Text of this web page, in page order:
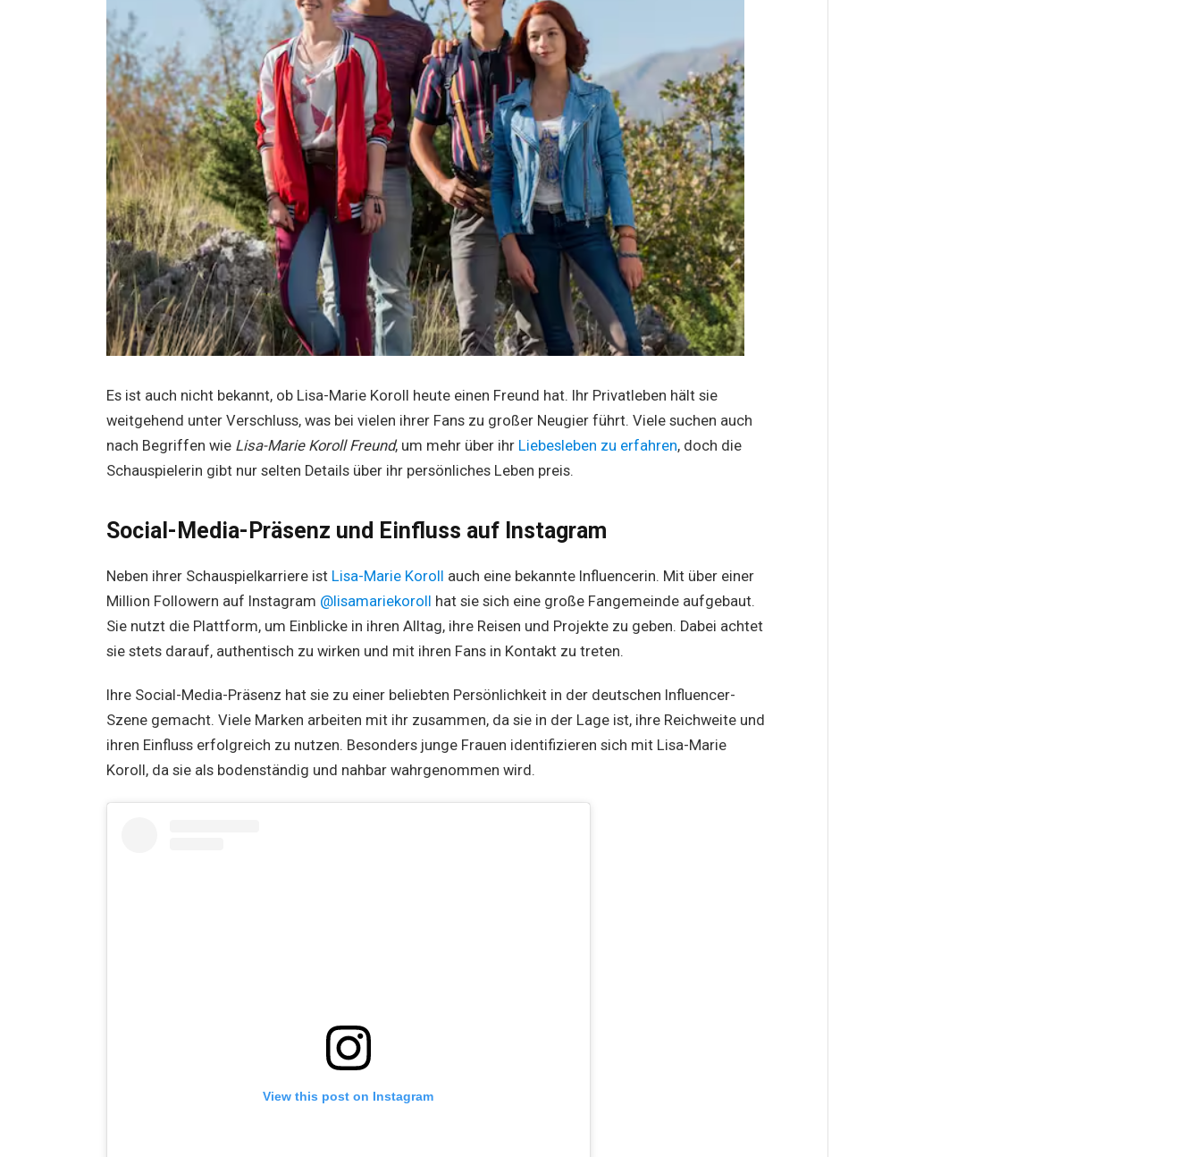
Es ist auch nicht bekannt, ob Lisa-Marie Koroll heute einen Freund hat. Ihr Privatleben hält sie
weitgehend unter Verschluss, was bei vielen ihrer Fans zu großer Neugier führt. Viele suchen auch
nach Begriffen wie Lisa-Marie Koroll Freund, um mehr über ihr Liebesleben zu erfahren, doch die
Schauspielerin gibt nur selten Details über ihr persönliches Leben preis.
Social-Media-Präsenz und Einfluss auf Instagram
Neben ihrer Schauspielkarriere ist Lisa-Marie Koroll auch eine bekannte Influencerin. Mit über einer
Million Followern auf Instagram @lisamariekoroll hat sie sich eine große Fangemeinde aufgebaut.
Sie nutzt die Plattform, um Einblicke in ihren Alltag, ihre Reisen und Projekte zu geben. Dabei achtet
sie stets darauf, authentisch zu wirken und mit ihren Fans in Kontakt zu treten.
Ihre Social-Media-Präsenz hat sie zu einer beliebten Persönlichkeit in der deutschen Influencer-
Szene gemacht. Viele Marken arbeiten mit ihr zusammen, da sie in der Lage ist, ihre Reichweite und
ihren Einfluss erfolgreich zu nutzen. Besonders junge Frauen identifizieren sich mit Lisa-Marie
Koroll, da sie als bodenständig und nahbar wahrgenommen wird.
View this post on Instagram